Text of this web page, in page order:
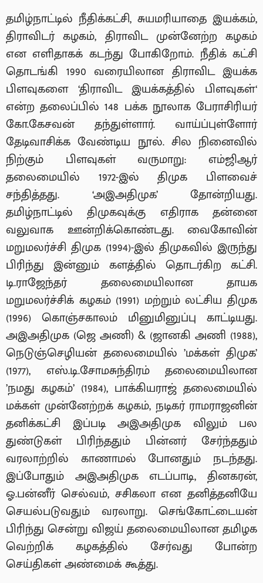
தமிழ்நாட்டில் நீதிக்கட்சி, சுயமரியாதை இயக்கம்,
திராவிடர் கழகம், திராவிட முன்னேற்ற கழகம்
என எளிதாகக் கடந்து போகிறோம். நீதிக் கட்சி
தொடங்கி 1990 வரையிலான திராவிட இயக்க
பிளவுகளை ‘திராவிட இயக்கத்தில் பிளவுகள்‘
என்ற தலைப்பில் 148 பக்க நூலாக பேராசிரியர்
கோ.கேசவன் தந்துள்ளார். வாய்ப்புள்ளோர்
தேடிவாசிக்க வேண்டிய நூல். சில நினைவில்
நிற்கும் பிளவுகள் வருமாறு: எம்ஜிஆர்
தலைமையில் 1972-இல் திமுக பிளவைச்
சந்தித்தது. ‘அஇஅதிமுக’ தோன்றியது.
தமிழ்நாட்டில் திமுகவுக்கு எதிராக தன்னை
வலுவாக ஊன்றிக்கொண்டது. வைகோவின்
மறுமலர்ச்சி திமுக (1994)-இல் திமுகவில் இருந்து
பிரிந்து இன்னும் களத்தில் தொடர்கிற கட்சி.
டி.ராஜேந்தர் தலைமையிலான தாயக
மறுமலர்ச்சிக் கழகம் (1991) மற்றும் லட்சிய திமுக
(1996) கொஞ்சகாலம் மினுமினுப்பு காட்டியது.
அஇஅதிமுக (ஜெ அணி) & (ஜானகி அணி (1988),
நெடுஞ்செழியன் தலைமையில் ’மக்கள் திமுக’
(1977), எஸ்.டி.சோமசுந்திரம் தலைமையிலான
’நமது கழகம்’ (1984), பாக்கியராஜ் தலைமையில்
மக்கள் முன்னேற்றக் கழகம், நடிகர் ராமராஜனின்
தனிக்கட்சி இப்படி அஇஅதிமுக விலும் பல
துண்டுகள் பிரிந்ததும் பின்னர் சேர்ந்ததும்
வரலாற்றில் காணாமல் போனதும் நடந்தது.
இப்போதும் அஇஅதிமுக எடப்பாடி, தினகரன்,
ஓ.பன்னீர் செல்வம், சசிகலா என தனித்தனியே
செயல்படுவதும் வரலாறு. செங்கோட்டையன்
பிரிந்து சென்று விஜய் தலைமையிலான தமிழக
வெற்றிக் கழகத்தில் சேர்வது போன்ற
செய்திகள் அண்மைக் கூத்து.